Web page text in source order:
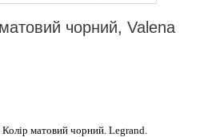
чорний, Valena
матовий чорний. Legrand.